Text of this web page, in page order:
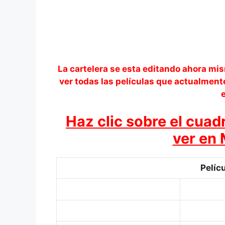
La cartelera se esta editando ahora
ver todas las películas que
Haz clic sobre el
ver en